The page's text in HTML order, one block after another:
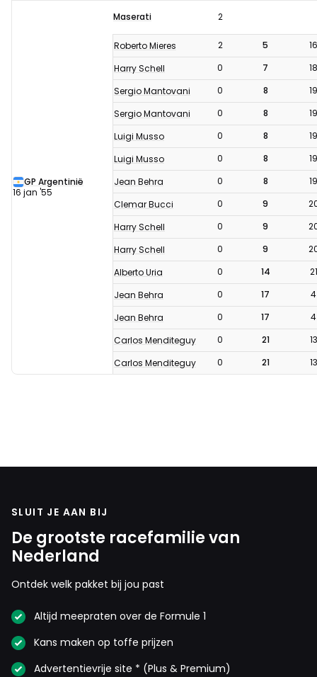
GP Argentinië
16 jan '55
Maserati 2
Roberto Mieres 2 5
16
Harry Schell
0 7
18
Sergio Mantovani
0 8
19
Sergio Mantovani
0 8
19
Luigi Musso
0 8
19
Luigi Musso
0 8
19
Jean Behra
0 8
19
Clemar Bucci
0 9
Harry Schell
0 9
Harry Schell
0 9
Alberto Uria
0 14
21
Jean Behra
0 17
4
Jean Behra
0 17
4
Carlos Menditeguy
0 21
13
Carlos Menditeguy
0 21 13
SLUIT JE AAN BIJ
De grootste racefamilie van
Nederland
Ontdek welk pakket bij jou past
Altijd meepraten over de Formule 1
Kans maken op toffe prijzen
Advertentievrije site * (Plus & Premium)